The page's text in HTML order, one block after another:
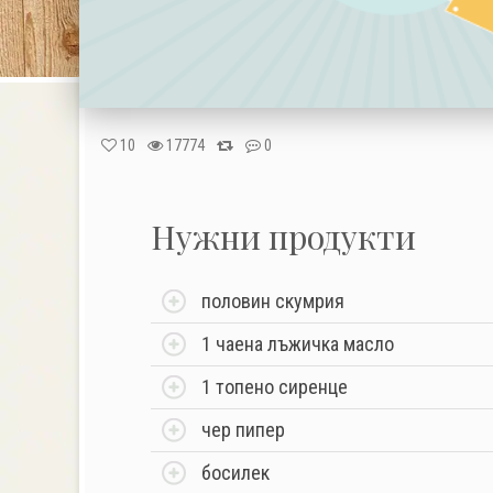
10 17774 0
Нужни продукти
половин скумрия
1 чаена лъжичка масло
1 топено сиренце
чер пипер
босилек